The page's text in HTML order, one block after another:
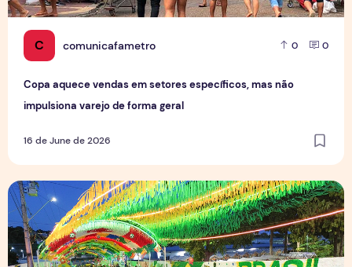
C comunicafametro 0 0
Copa aquece vendas em setores específicos, mas não
impulsiona varejo de forma geral
16 de June de 2026
Tradição das Ruas da Copa mobiliza moradores e